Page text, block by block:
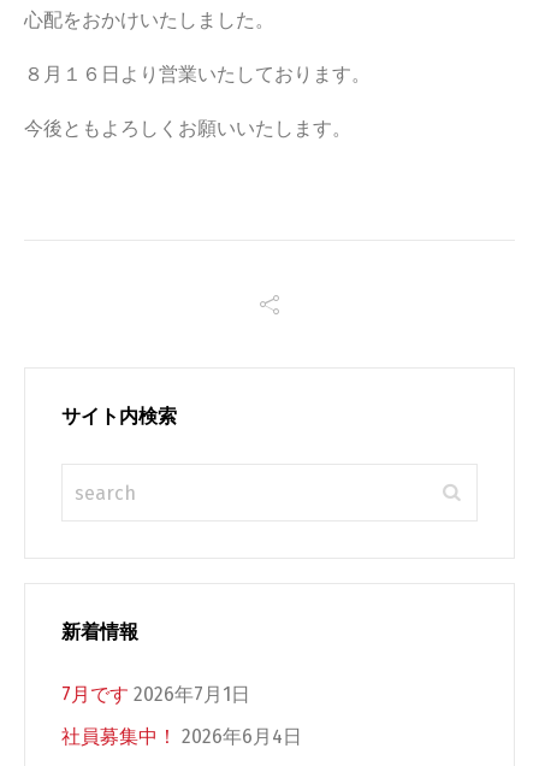
心配をおかけいたしました。
８月１６日より営業いたしております。
今後ともよろしくお願いいたします。
サイト内検索
新着情報
7月です 2026年7月1日
社員募集中！ 2026年6月4日